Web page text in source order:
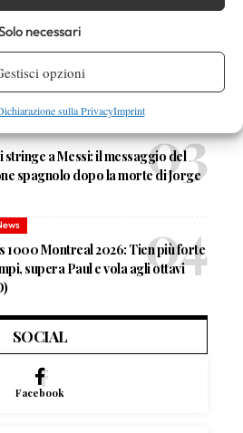
necessari
opzioni
sulla PrivacyImprint
Shelton sul centrale e Darderi in
stringe a Messi: il messaggio del
spagnolo dopo la morte di Jorge
1000 Montreal 2026: Tien più forte
supera Paul e vola agli ottavi
SOCIAL
Facebook